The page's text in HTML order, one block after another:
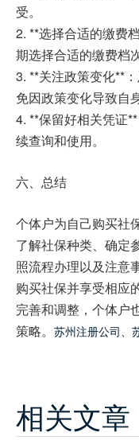
受。
2. **选择合适的缴费
期选择合适的缴费档次
3. **关注政策变化**
免因政策变化导致自
4. **保留好相关凭证
续查询和使用。
六、总结
个体户为自己购买社
了解社保种类、确定
照流程办理以及注意
购买社保并享受相应
完善和调整，个体户
策略。
苏州注册公司 、
相关文章